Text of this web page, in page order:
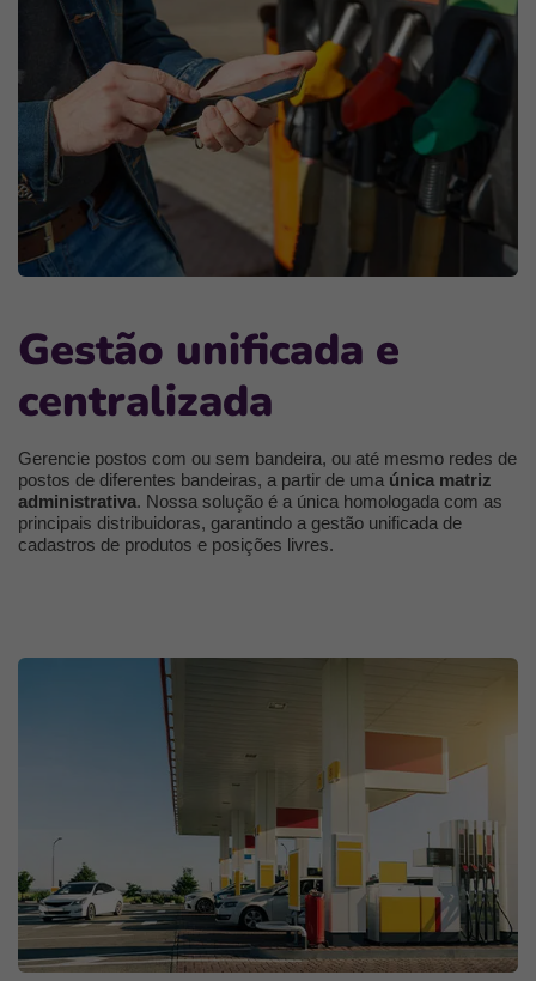
Gestão unificada e
centralizada
Gerencie postos com ou sem bandeira, ou até mesmo redes de
postos de diferentes bandeiras, a partir de uma única matriz
administrativa. Nossa solução é a única homologada com as
principais distribuidoras, garantindo a gestão unificada de
cadastros de produtos e posições livres.